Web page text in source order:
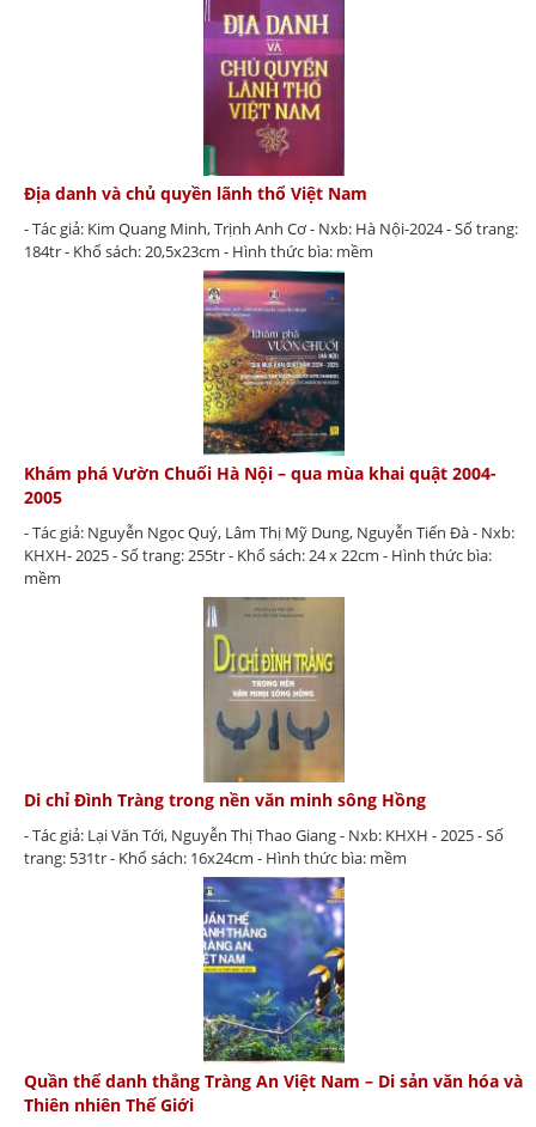
Địa danh và chủ quyền lãnh thổ Việt Nam
- Tác giả: Kim Quang Minh, Trịnh Anh Cơ - Nxb: Hà Nội-2024 - Số trang:
184tr - Khổ sách: 20,5x23cm - Hình thức bìa: mềm
Khám phá Vườn Chuối Hà Nội – qua mùa khai quật 2004-
2005
- Tác giả: Nguyễn Ngọc Quý, Lâm Thị Mỹ Dung, Nguyễn Tiến Đà - Nxb:
KHXH- 2025 - Số trang: 255tr - Khổ sách: 24 x 22cm - Hình thức bìa:
mềm
Di chỉ Đình Tràng trong nền văn minh sông Hồng
- Tác giả: Lại Văn Tới, Nguyễn Thị Thao Giang - Nxb: KHXH - 2025 - Số
trang: 531tr - Khổ sách: 16x24cm - Hình thức bìa: mềm
Quần thể danh thắng Tràng An Việt Nam – Di sản văn hóa và
Thiên nhiên Thế Giới